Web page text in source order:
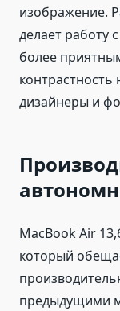
изображение.
делает работу
более
дизайнеры и
MacBook Air
который
предыдущими